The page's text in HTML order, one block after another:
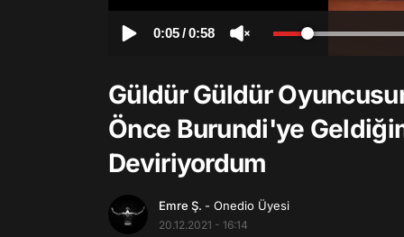
0:05/0:58
Güldür Güldür
Önce Burundi'ye
Deviriyordum
Emre Ş. - Onedio Üyesi
20.12.2021 - 16:14